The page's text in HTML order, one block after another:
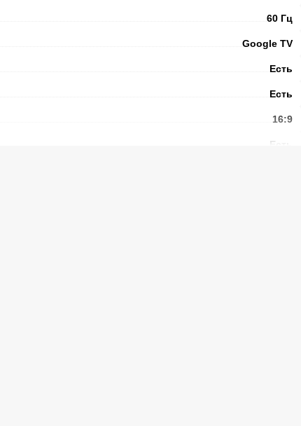
60 Гц
Google TV
Есть
Есть
16:9
Есть